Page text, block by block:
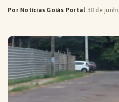
Por Notícias Goiás Portal· 30 de